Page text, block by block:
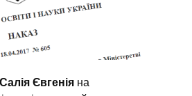
Євгенія на